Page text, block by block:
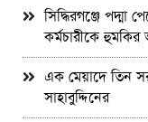
সিদ্ধিরগঞ্জে পদ্মা
কর্মচারীকে
এক মেয়াদে তিন
সাহাবুদ্দিনের